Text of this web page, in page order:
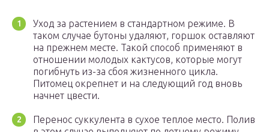
Уход за растением в стандартном режиме. В
таком случае бутоны удаляют, горшок оставляют
на прежнем месте. Такой способ применяют в
отношении молодых кактусов, которые могут
погибнуть из-за сбоя жизненного цикла.
Питомец окрепнет и на следующий год вновь
начнет цвести.
Перенос суккулента в сухое теплое место. Полив